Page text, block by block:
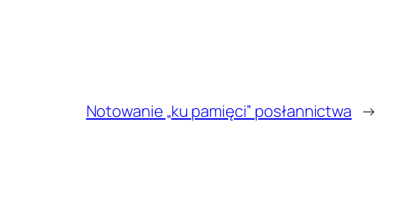
Notowanie „ku pamięci” posłannictwa →